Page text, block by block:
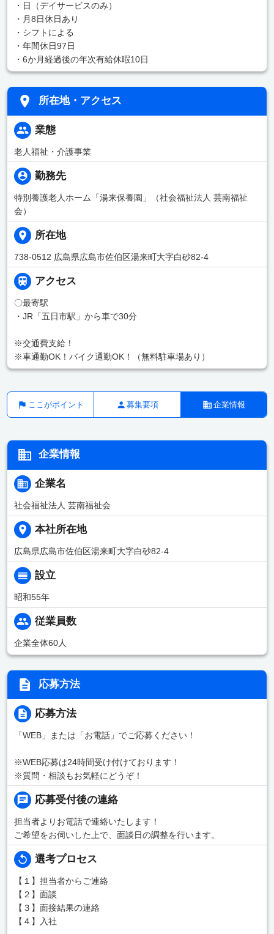
・日（デイサービスのみ）
・月8日休日あり
・シフトによる
・年間休日97日
・6か月経過後の年次有給休暇10日
所在地・アクセス
業態
老人福祉・介護事業
勤務先
特別養護老人ホーム「湯来保養園」（社会福祉法人 芸南福祉
会）
所在地
738-0512 広島県広島市佐伯区湯来町大字白砂82-4
アクセス
〇最寄駅
・JR「五日市駅」から車で30分
※交通費支給！
※車通勤OK！バイク通勤OK！（無料駐車場あり）
ここがポイント 募集要項 企業情報
企業情報
企業名
社会福祉法人 芸南福祉会
本社所在地
広島県広島市佐伯区湯来町大字白砂82-4
設立
昭和55年
従業員数
企業全体60人
応募方法
応募方法
「WEB」または「お電話」でご応募ください！
※WEB応募は24時間受け付けております！
※質問・相談もお気軽にどうぞ！
応募受付後の連絡
担当者よりお電話で連絡いたします！
ご希望をお伺いした上で、面談日の調整を行います。
選考プロセス
【１】担当者からご連絡
【２】面談
【３】面接結果の連絡
【４】入社